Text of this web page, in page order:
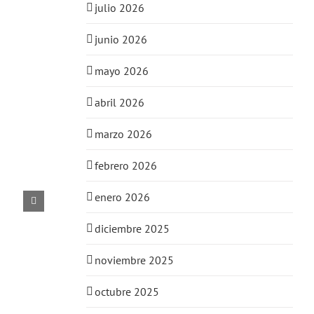
julio 2026
junio 2026
mayo 2026
abril 2026
marzo 2026
febrero 2026
enero 2026
diciembre 2025
noviembre 2025
octubre 2025